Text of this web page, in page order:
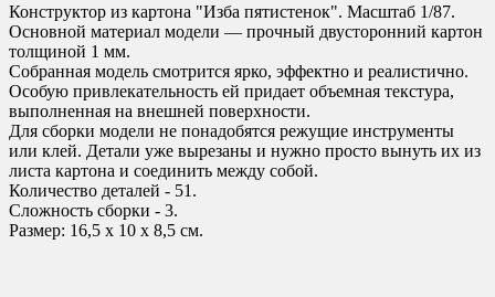
Конструктор из картона "Изба пятистенок". Масштаб 1/87.
Основной материал модели — прочный двусторонний картон
толщиной 1 мм.
Собранная модель смотрится ярко, эффектно и реалистично.
Особую привлекательность ей придает объемная текстура,
выполненная на внешней поверхности.
Для сборки модели не понадобятся режущие инструменты
или клей. Детали уже вырезаны и нужно просто вынуть их из
листа картона и соединить между собой.
Количество деталей - 51.
Сложность сборки - 3.
Размер: 16,5 х 10 х 8,5 см.